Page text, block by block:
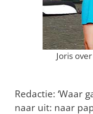
Joris
Redactie: ‘Waar
naar uit: naar